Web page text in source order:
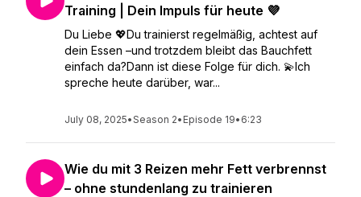
Training | Dein Impuls für heute 💜
Du Liebe 💖Du trainierst regelmäßig, achtest auf
dein Essen –und trotzdem bleibt das Bauchfett
einfach da?Dann ist diese Folge für dich. 💫Ich
spreche heute darüber, war...
July 08, 2025•Season 2• Episode 19• 6:23
Wie du mit 3 Reizen mehr Fett verbrennst
– ohne stundenlang zu trainieren